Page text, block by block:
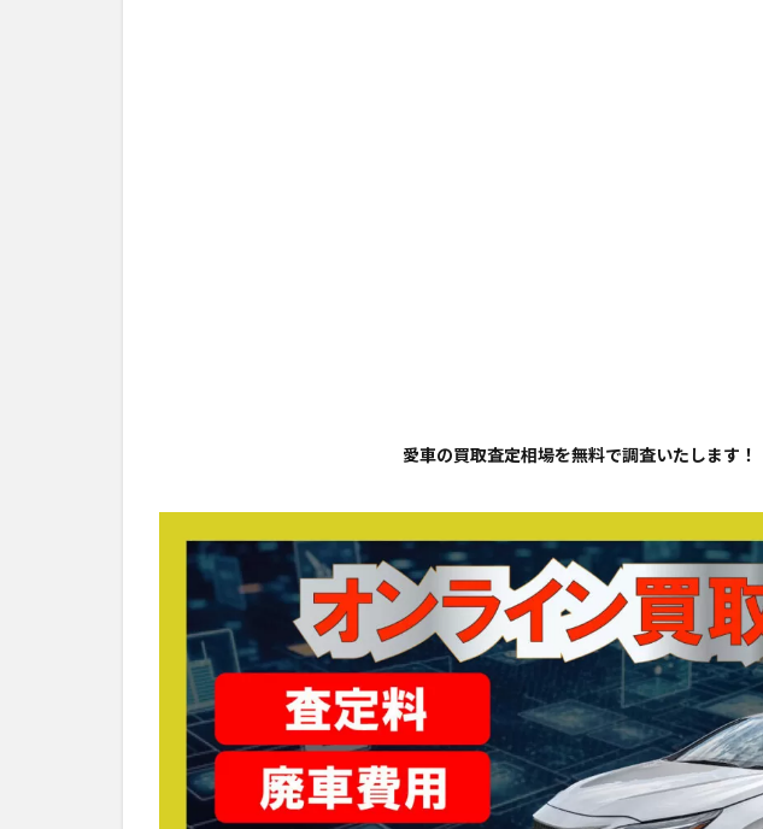
愛車の買取査定相場を無料で調査いたします！